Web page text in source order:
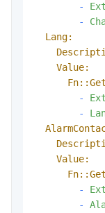
-
-
Lang:
Value:
-
-
Value:
-
-